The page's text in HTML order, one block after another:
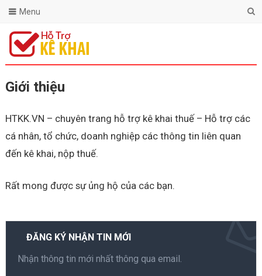
Menu
Giới thiệu
HTKK.VN – chuyên trang hỗ trợ kê khai thuế – Hỗ trợ các
cá nhân, tổ chức, doanh nghiệp các thông tin liên quan
đến kê khai, nộp thuế.
Rất mong được sự ủng hộ của các bạn.
ĐĂNG KÝ NHẬN TIN MỚI
Nhận thông tin mới nhất thông qua email.